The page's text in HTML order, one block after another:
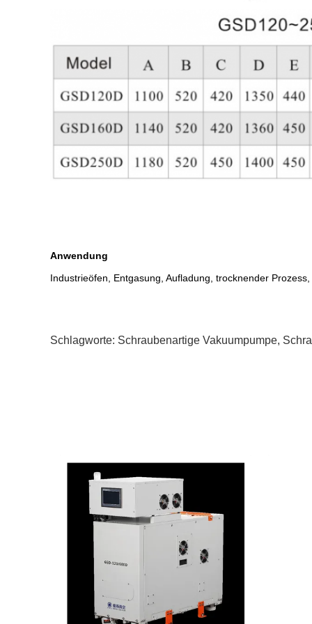
Anwendung
Industrieöfen, Entgasung, Aufladung, trocknender
Schlagworte: Schraubenartige Vakuumpumpe,